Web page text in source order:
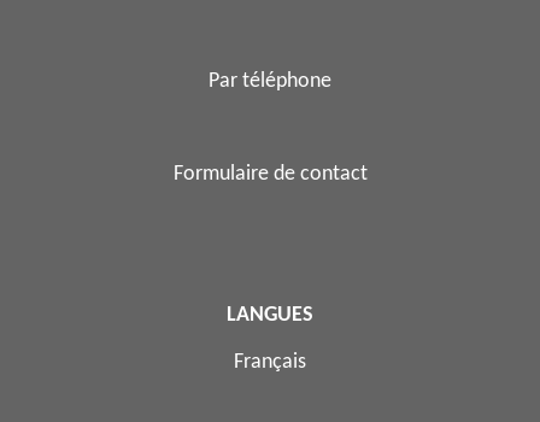
Par téléphone
Formulaire de contact
LANGUES
Français